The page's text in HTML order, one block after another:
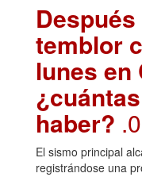
temblor
lunes en
haber?
El sismo principal
registrándose una